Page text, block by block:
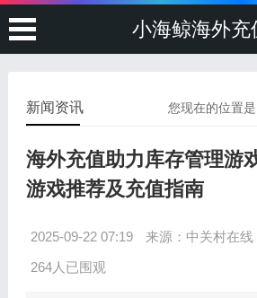
小海鲸海外充
您现在的位置是
新闻资讯
海外充值助力库存管理游
游戏推荐及充值指南
2025-09-22 07:19 来源：中关村在线
264人已围观